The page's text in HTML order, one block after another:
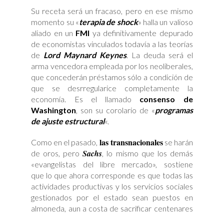
Su receta será unfracaso, pero en ese mismo
momento su «terapia de shock» halla un valioso
aliado en un FMI ya definitivamente depurado
de economistas vinculados todavía a las teorías
de Lord Maynard Keynes. La deuda será el
arma vencedora empleada por los neoliberales,
que concederán préstamos sólo a condición de
que se desrregularice completamente la
economía. Es el llamado consenso de
Washington, son su corolario de «programas
de ajuste estructural«.
Como en el pasado, las transnacionalesse harán
de oros, peroSachs, lo mismo que los demás
«evangelistas del libre mercado», sostiene
que lo que ahora corresponde es que todas las
actividades productivas y los servicios sociales
gestionados por el estado sean puestos en
almoneda, aun a costa de sacrificar centenares